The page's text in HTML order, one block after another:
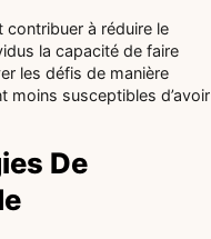
contribuer à réduire le
la capacité de faire
les défis de manière
moins susceptibles d’avoir
De